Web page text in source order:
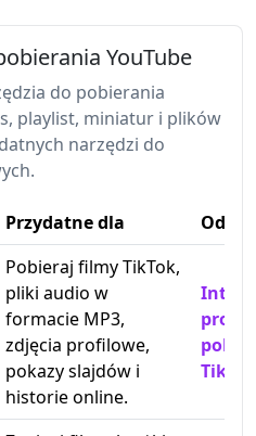
YouTube
do pobierania
playlist, miniatur i plików
narzędzi do
Przydatne dla
Pobieraj filmy TikTok,
pliki audio w
formacie MP3,
zdjęcia profilowe,
pokazy slajdów i
historie online.
TikTok